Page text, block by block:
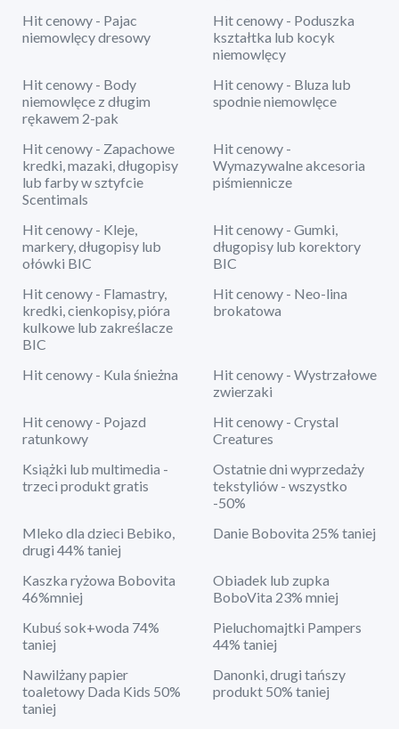
Hit cenowy - Pajac
niemowlęcy dresowy
Hit cenowy - Poduszka
kształtka lub kocyk
niemowlęcy
Hit cenowy - Body
niemowlęce z długim
rękawem 2-pak
Hit cenowy - Bluza lub
spodnie niemowlęce
Hit cenowy - Zapachowe
kredki, mazaki, długopisy
lub farby w sztyfcie
Scentimals
Hit cenowy -
Wymazywalne akcesoria
piśmiennicze
Hit cenowy - Kleje,
markery, długopisy lub
ołówki BIC
Hit cenowy - Gumki,
długopisy lub korektory
BIC
Hit cenowy - Flamastry,
kredki, cienkopisy, pióra
kulkowe lub zakreślacze
BIC
Hit cenowy - Neo-lina
brokatowa
Hit cenowy - Kula śnieżna
Hit cenowy - Wystrzałowe
zwierzaki
Hit cenowy - Pojazd
ratunkowy
Hit cenowy - Crystal
Creatures
Książki lub multimedia -
trzeci produkt gratis
Ostatnie dni wyprzedaży
tekstyliów - wszystko
-50%
Mleko dla dzieci Bebiko,
drugi 44% taniej
Danie Bobovita 25% taniej
Kaszka ryżowa Bobovita
46%mniej
Obiadek lub zupka
BoboVita 23% mniej
Kubuś sok+woda 74%
taniej
Pieluchomajtki Pampers
44% taniej
Nawilżany papier
toaletowy Dada Kids 50%
taniej
Danonki, drugi tańszy
produkt 50% taniej